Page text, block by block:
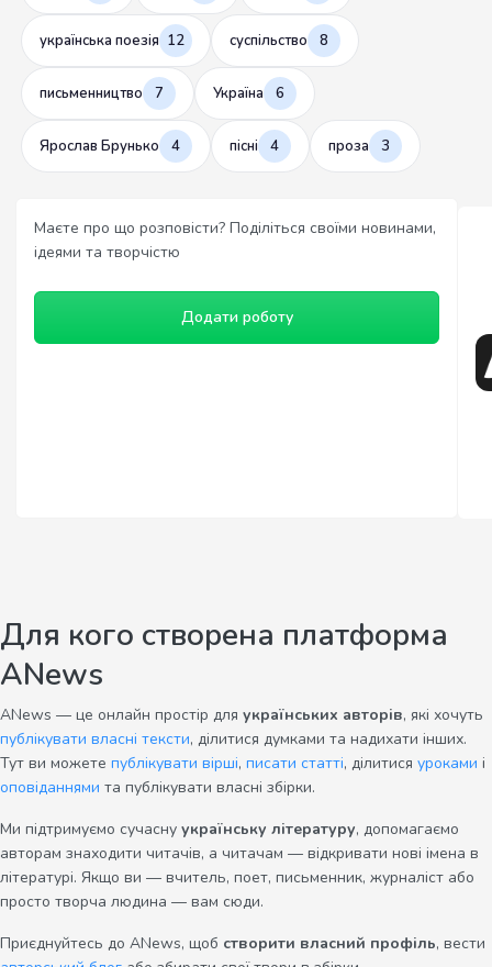
українська поезія 12 суспільство 8
письменництво 7 Україна 6
Ярослав Брунько 4 пісні 4 проза 3
Маєте про що розповісти? Поділіться своїми новинами,
ідеями та творчістю
Додати роботу
Для кого створена платформа
ANews
ANews — це онлайн простір для українських авторів, які хочуть
публікувати власні тексти, ділитися думками та надихати інших.
Тут ви можете публікувати вірші, писати статті, ділитися уроками і
оповіданнями та публікувати власні збірки.
Ми підтримуємо сучасну українську літературу, допомагаємо
авторам знаходити читачів, а читачам — відкривати нові імена в
літературі. Якщо ви — вчитель, поет, письменник, журналіст або
просто творча людина — вам сюди.
Приєднуйтесь до ANews, щоб створити власний профіль, вести